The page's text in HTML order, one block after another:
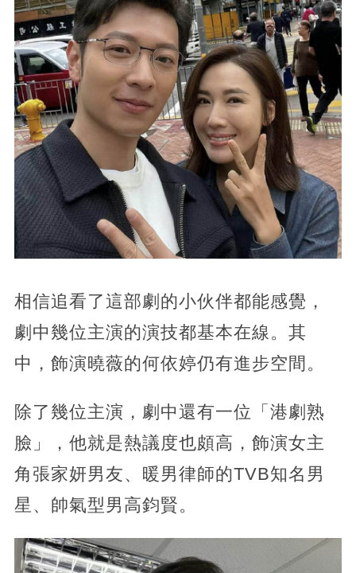
相信追看了這部劇的小伙伴都能感覺，
劇中幾位主演的演技都基本在線。其
中，飾演曉薇的何依婷仍有進步空間。
除了幾位主演，劇中還有一位「港劇熟
臉」，他就是熱議度也頗高，飾演女主
角張家妍男友、暖男律師的TVB知名男
星、帥氣型男高鈞賢。